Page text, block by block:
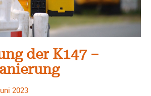
der K147 –
2023